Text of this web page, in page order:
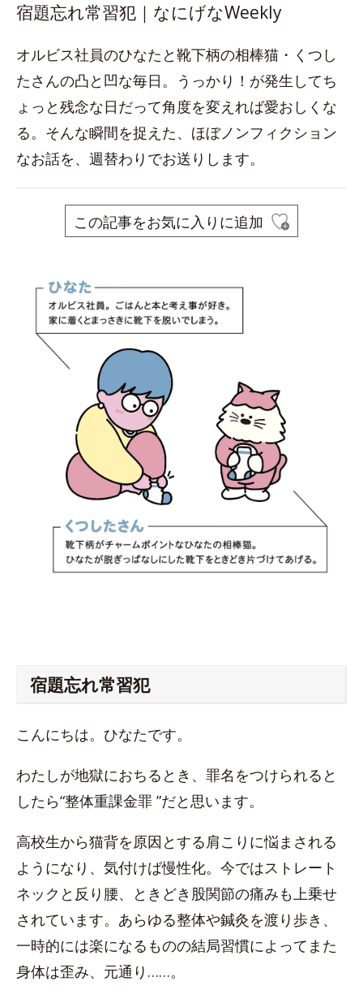
宿題忘れ常習犯｜なにげなWeekly
オルビス社員のひなたと靴下柄の相棒猫・くつし
たさんの凸と凹な毎日。うっかり！が発生してち
ょっと残念な日だって角度を変えれば愛おしくな
る。そんな瞬間を捉えた、ほぼノンフィクション
なお話を、週替わりでお送りします。
この記事をお気に入りに追加
宿題忘れ常習犯
こんにちは。ひなたです。
わたしが地獄におちるとき、罪名をつけられると
したら“整体重課金罪 ”だと思います。
高校生から猫背を原因とする肩こりに悩まされる
ようになり、気付けば慢性化。今ではストレート
ネックと反り腰、ときどき股関節の痛みも上乗せ
されています。あらゆる整体や鍼灸を渡り歩き、
一時的には楽になるものの結局習慣によってまた
身体は歪み、元通り……。